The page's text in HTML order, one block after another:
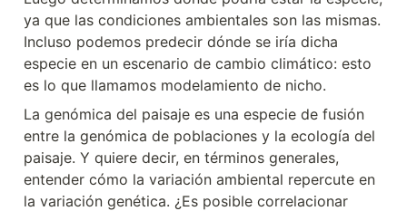
ya que las condiciones ambientales son las mismas.
Incluso podemos predecir dónde se iría dicha
especie en un escenario de cambio climático: esto
es lo que llamamos modelamiento de nicho.
La genómica del paisaje es una especie de fusión
entre la genómica de poblaciones y la ecología del
paisaje. Y quiere decir, en términos generales,
entender cómo la variación ambiental repercute en
la variación genética. ¿Es posible correlacionar